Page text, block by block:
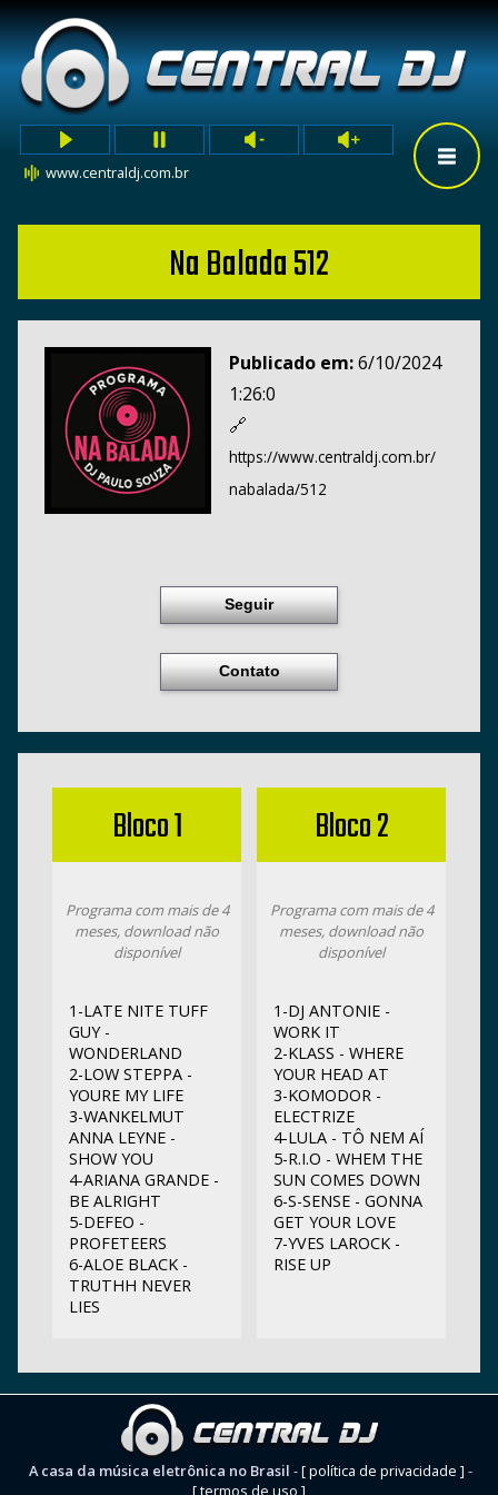
www.centraldj.com.br
Na Balada 512
Publicado em:6/10/2024
1:26:0
🔗
https://www.centraldj.com.br/
nabalada/512
Seguir
Contato
Bloco 1
Programa com mais de 4
meses, download não
disponível
1-LATE NITE TUFF
GUY -
WONDERLAND
2-LOW STEPPA -
YOURE MY LIFE
3-WANKELMUT
ANNA LEYNE -
SHOW YOU
4-ARIANA GRANDE -
BE ALRIGHT
5-DEFEO -
PROFETEERS
6-ALOE BLACK -
TRUTHH NEVER
LIES
Bloco 2
Programa com mais de 4
meses, download não
disponível
1-DJ ANTONIE -
WORK IT
2-KLASS - WHERE
YOUR HEAD AT
3-KOMODOR -
ELECTRIZE
4-LULA - TÔ NEM AÍ
5-R.I.O - WHEM THE
SUN COMES DOWN
6-S-SENSE - GONNA
GET YOUR LOVE
7-YVES LAROCK -
RISE UP
A casa da música eletrônica no Brasil -[ política de privacidade ] -
[ termos de uso ]